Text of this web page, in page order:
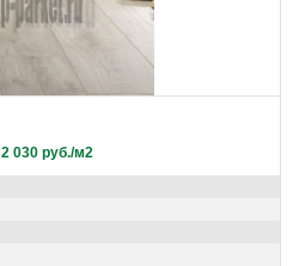
2 030 руб./м2